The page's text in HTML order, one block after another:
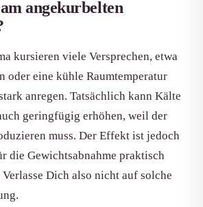
angekurbelten
kursieren viele Versprechen, etwa
oder eine kühle Raumtemperatur
anregen. Tatsächlich kann Kälte
geringfügig erhöhen, weil der
muss. Der Effekt ist jedoch
die Gewichtsabnahme praktisch
Dich also nicht auf solche